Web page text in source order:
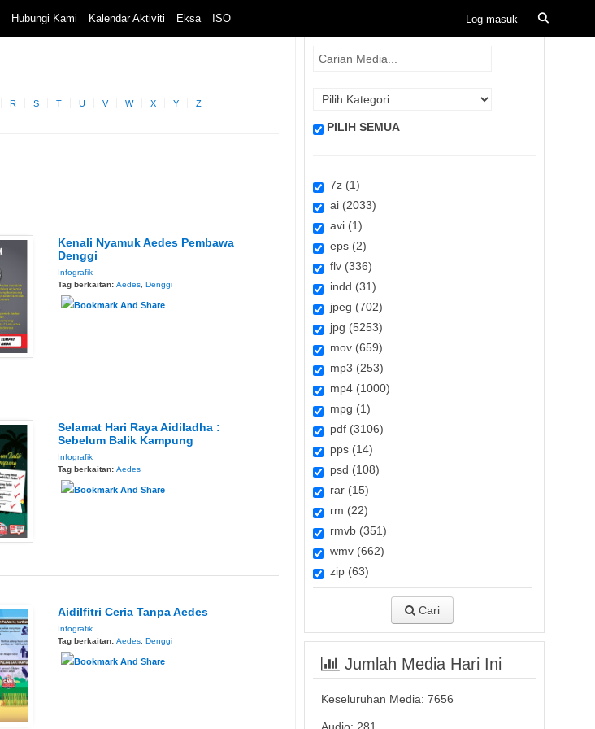
Hubungi Kami Kalendar Aktiviti Eksa ISO
R S T U V W X Y Z
Kenali Nyamuk Aedes Pembawa
Denggi
Infografik
Tag berkaitan:Aedes ,Denggi
Selamat Hari Raya Aidiladha :
Sebelum Balik Kampung
Infografik
Tag berkaitan:Aedes
Aidilfitri Ceria Tanpa Aedes
Infografik
Tag berkaitan:Aedes ,Denggi
PILIH SEMUA
7z (1)
ai (2033)
avi (1)
eps (2)
flv (336)
indd (31)
jpeg (702)
jpg (5253)
mov (659)
mp3 (253)
mp4 (1000)
mpg (1)
pdf (3106)
pps (14)
psd (108)
rar (15)
rm (22)
rmvb (351)
wmv (662)
zip (63)
Cari
Jumlah Media Hari Ini
Keseluruhan Media: 7656